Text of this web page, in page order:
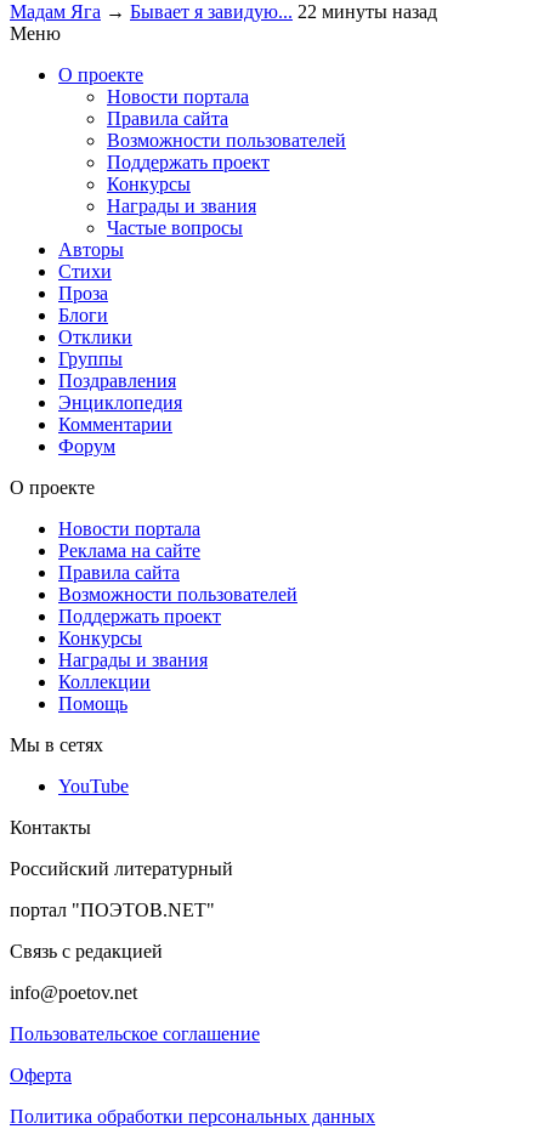
Мадам Яга → Бывает я завидую... 22 минуты назад
Меню
О проекте
Новости портала
Правила сайта
Возможности пользователей
Поддержать проект
Конкурсы
Награды и звания
Частые вопросы
Авторы
Стихи
Проза
Блоги
Отклики
Группы
Поздравления
Энциклопедия
Комментарии
Форум
О проекте
Новости портала
Реклама на сайте
Правила сайта
Возможности пользователей
Поддержать проект
Конкурсы
Награды и звания
Коллекции
Помощь
Мы в сетях
YouTube
Контакты
Российский литературный
портал "ПОЭТОВ.NET"
Связь с редакцией
info@poetov.net
Пользовательское соглашение
Оферта
Политика обработки персональных данных